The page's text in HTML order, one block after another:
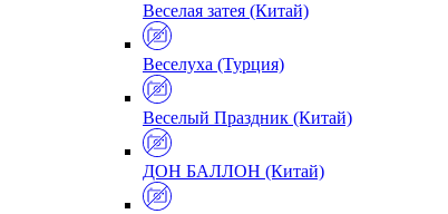
Веселая затея (Китай)
Веселуха (Турция)
Веселый Праздник (Китай)
ДОН БАЛЛОН (Китай)